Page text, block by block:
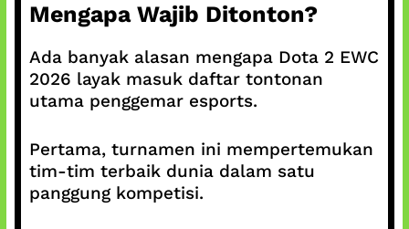
Mengapa Wajib Ditonton?
Ada banyak alasan mengapa Dota 2 EWC
2026 layak masuk daftar tontonan
utama penggemar esports.
Pertama, turnamen ini mempertemukan
tim-tim terbaik dunia dalam satu
panggung kompetisi.